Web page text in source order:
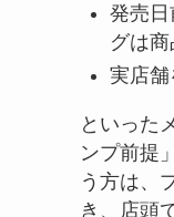
発売
グは商
実店舗
といった
ンプ前提
う方は、
き、店頭